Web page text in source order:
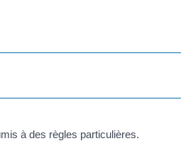
à des règles particulières.